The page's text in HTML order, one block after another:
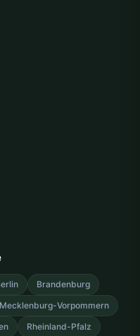
Brandenburg
Mecklenburg-Vorpommern
Rheinland-Pfalz